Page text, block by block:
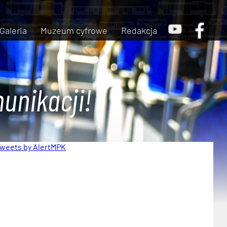
Galeria Muzeum cyfrowe Redakcja
by AlertMPK